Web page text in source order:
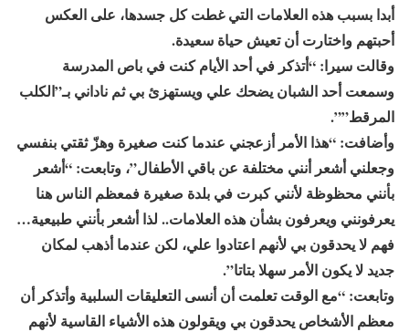
أبدا بسبب هذه العلامات التي غطت كل جسدها، على العكس
أحبتهم واختارت أن تعيش حياة سعيدة.
وقالت سيرا: “أتذكر في أحد الأيام كنت في باص المدرسة
وسمعت أحد الشبان يضحك علي ويستهزئ بي ثم ناداني بـ”الكلب
المرقط””.
وأضافت: “هذا الأمر أزعجني عندما كنت صغيرة وهزّ ثقتي بنفسي
وجعلني أشعر أنني مختلفة عن باقي الأطفال”، وتابعت: “أشعر
بأنني محظوظة لأنني كبرت في بلدة صغيرة فمعظم الناس هنا
يعرفونني ويعرفون بشأن هذه العلامات.. لذا أشعر بأنني طبيعية…
فهم لا يحدقون بي لأنهم اعتادوا علي، لكن عندما أذهب لمكان
جديد لا يكون الأمر سهلا بتاتا”.
وتابعت: “مع الوقت تعلمت أن أنسى التعليقات السلبية وأتذكر أن
معظم الأشخاص يحدقون بي ويقولون هذه الأشياء القاسية لأنهم